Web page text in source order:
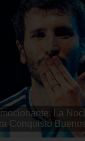
La
Conquistó